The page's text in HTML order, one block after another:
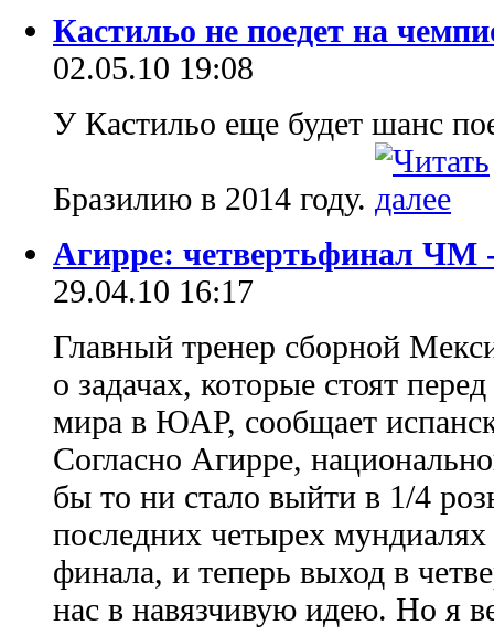
Кастильо не поедет на
02.05.10 19:08
У Кастильо еще будет шанс
Бразилию в 2014 году.
Агирре: четвертьфинал ЧМ
29.04.10 16:17
Главный тренер сборной
о задачах, которые стоят
мира в ЮАР, сообщает
Согласно Агирре,
бы то ни стало выйти в 1/4
последних четырех
финала, и теперь выход в
нас в навязчивую идею. Но я